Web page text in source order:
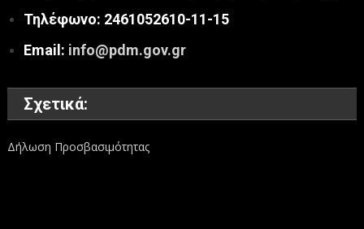
Τηλέφωνο: 2461052610-11-15
Email: info@pdm.gov.gr
Σχετικά:
Δήλωση Προσβασιμότητας